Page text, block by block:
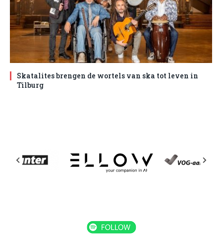
Skatalites brengen de wortels van ska tot leven in
Tilburg